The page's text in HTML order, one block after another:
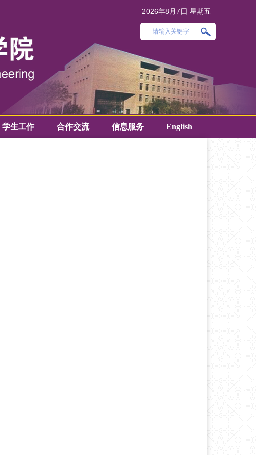
2026年8月7日 星期五
学生工作 合作交流 信息服务 English